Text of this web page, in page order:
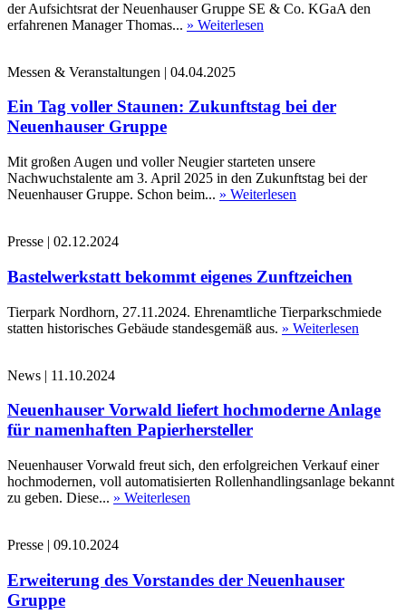
der Aufsichtsrat der Neuenhauser Gruppe SE & Co. KGaA den
erfahrenen Manager Thomas... » Weiterlesen
Messen & Veranstaltungen | 04.04.2025
Ein Tag voller Staunen: Zukunftstag bei der
Neuenhauser Gruppe
Mit großen Augen und voller Neugier starteten unsere
Nachwuchstalente am 3. April 2025 in den Zukunftstag bei der
Neuenhauser Gruppe. Schon beim... » Weiterlesen
Presse | 02.12.2024
Bastelwerkstatt bekommt eigenes Zunftzeichen
Tierpark Nordhorn, 27.11.2024. Ehrenamtliche Tierparkschmiede
statten historisches Gebäude standesgemäß aus. » Weiterlesen
News | 11.10.2024
Neuenhauser Vorwald liefert hochmoderne Anlage
für namenhaften Papierhersteller
Neuenhauser Vorwald freut sich, den erfolgreichen Verkauf einer
hochmodernen, voll automatisierten Rollenhandlingsanlage bekannt
zu geben. Diese... » Weiterlesen
Presse | 09.10.2024
Erweiterung des Vorstandes der Neuenhauser
Gruppe